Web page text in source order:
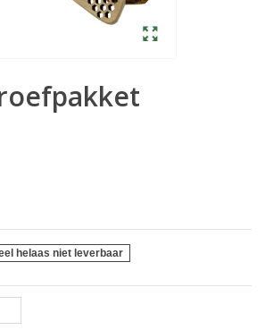
helaas niet leverbaar